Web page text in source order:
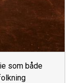
som både